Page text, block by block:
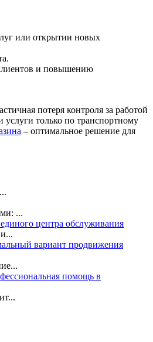
или открытии новых
и повышению
потеря контроля за работой
услуги только по транспортному
–оптимальное решение для
...
центра обслуживания
вариант продвижения
помощь в